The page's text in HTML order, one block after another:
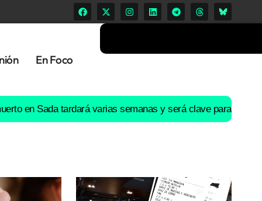
En Foco
Sada tardará varias semanas y será clave para esclarecer